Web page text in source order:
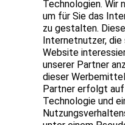
Technologien. Wir
um für Sie das
zu gestalten.
Internetnutzer,
Website
unserer Partner
dieser
Partner erfolgt
Technologie und